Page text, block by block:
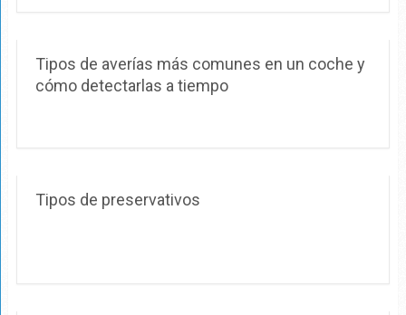
Tipos de averías más comunes en un coche y
cómo detectarlas a tiempo
Tipos de preservativos